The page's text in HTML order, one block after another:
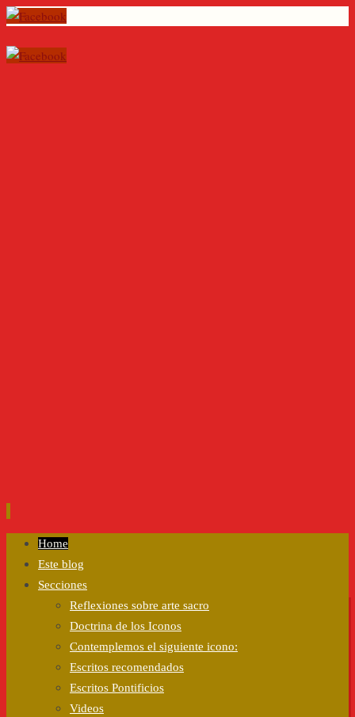
contenido
Home
Este blog
Secciones
Reflexiones sobre arte sacro
Doctrina de los Iconos
Contemplemos el siguiente icono:
Escritos recomendados
Escritos Pontificios
Videos